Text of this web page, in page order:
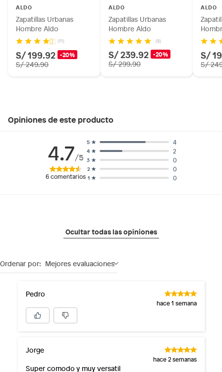
ALDO
Zapatillas Urbanas
Hombre Aldo
(11)
S/ 199.92 -20%
S/ 249.90
ALDO
Zapatillas Urbanas
Hombre Aldo
(8)
S/ 239.92 -20%
S/ 299.90
ALDO
S/
S/
Opiniones de este producto
4.7/5
6 comentarios 1 0
2 0
3 0
4 2
5 4
Ocultar todas las opiniones
Ordenar por: Mejores evaluaciones
Pedro
hace 1 semana
Jorge
hace 2 semanas
Super comodo y muy versatil